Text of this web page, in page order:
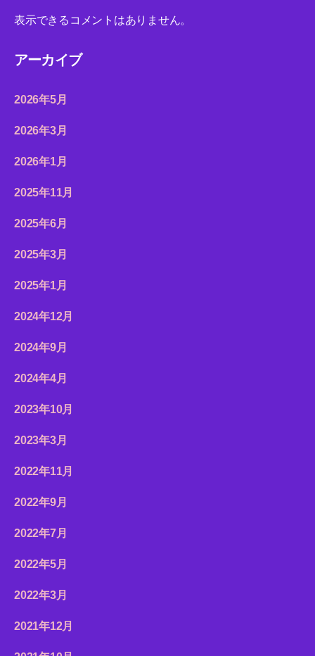
表示できるコメントはありません。
アーカイブ
2026年5月
2026年3月
2026年1月
2025年11月
2025年6月
2025年3月
2025年1月
2024年12月
2024年9月
2024年4月
2023年10月
2023年3月
2022年11月
2022年9月
2022年7月
2022年5月
2022年3月
2021年12月